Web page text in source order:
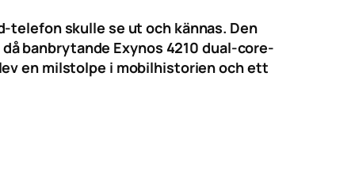
telefon skulle se ut och kännas. Den
banbrytande Exynos 4210 dual-core-
en milstolpe i mobilhistorien och ett